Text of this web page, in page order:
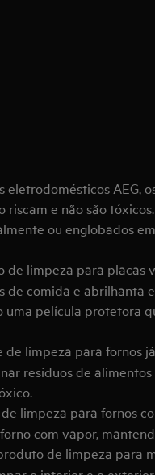
AEG,
riscam e não são
ou englobados
de limpeza para placas
de comida e abrilhanta
película protetora
de limpeza para fornos
resíduos de
limpeza para fornos
com vapor,
de limpeza para